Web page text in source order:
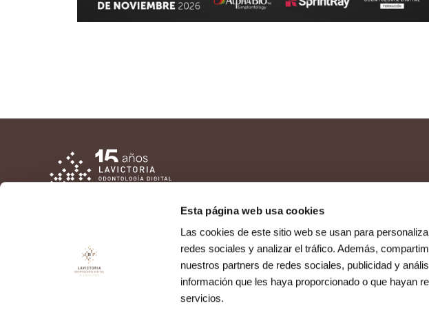
Esta página web usa cookies
Las cookies de este sitio web se usan para
redes sociales y analizar el tráfico. Además,
nuestros partners de redes sociales, publicidad y
información que les haya proporcionado o que hayan
servicios.
Implantología dental Casos clínicos Prensa
Formacion
Blog